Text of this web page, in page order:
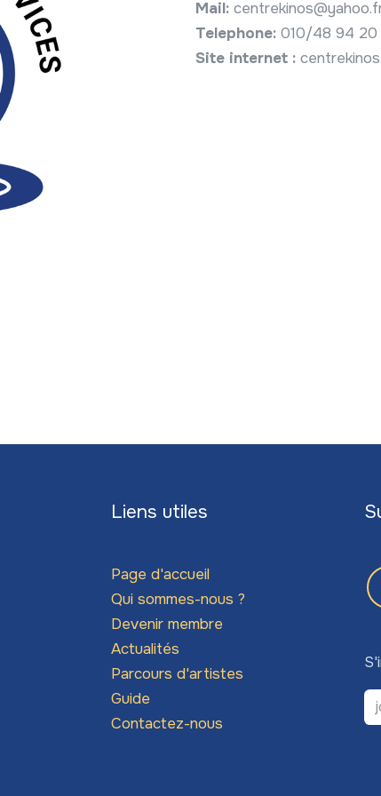
Mail:
Telephone: 010/48 94 20
Site internet :
Liens utiles
Page d'accueil
Qui sommes-nous ?
Devenir membre
Actualités
Parcours d'artistes
Guide
Contactez-nous